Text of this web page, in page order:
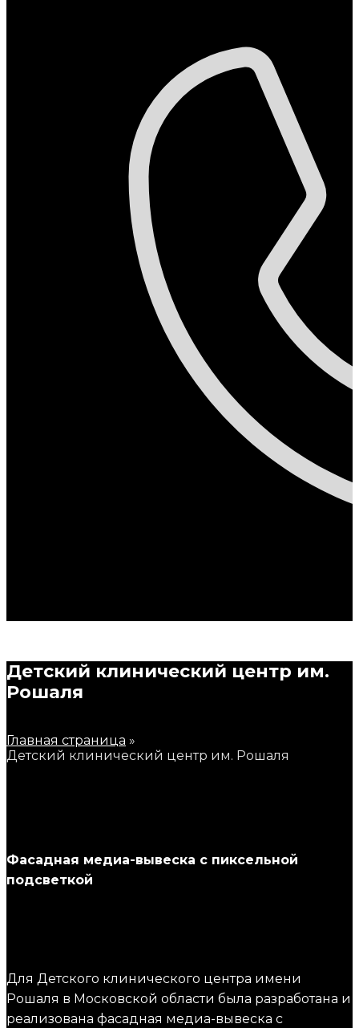
Детский клинический центр им.
Рошаля
Главная страница »
Детский клинический центр им. Рошаля
Фасадная медиа-вывеска с пиксельной
подсветкой
Для Детского клинического центра имени
Рошаля в Московской области была разработана и
реализована фасадная медиа-вывеска с